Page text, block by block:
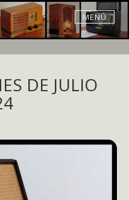
MENÚ
DE JULIO